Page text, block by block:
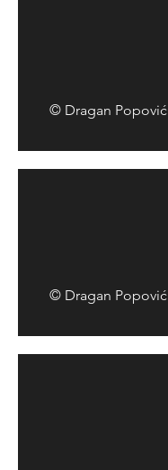
© Dragan Popović
© Dragan Popović